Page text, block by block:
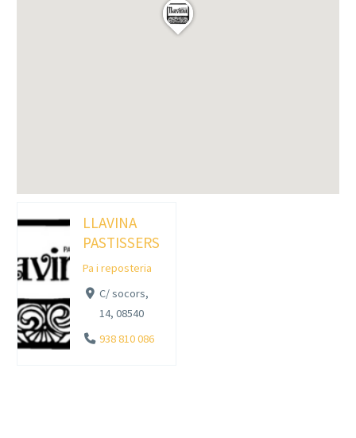
LLAVINA
PASTISSERS
Pa i reposteria
C/ socors,
14, 08540
938 810 086